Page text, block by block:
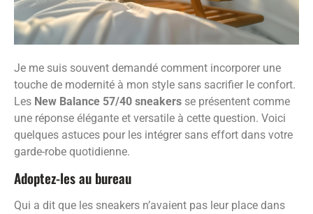
Je me suis souvent demandé comment incorporer une
touche de modernité à mon style sans sacrifier le confort.
Les New Balance 57/40 sneakers se présentent comme
une réponse élégante et versatile à cette question. Voici
quelques astuces pour les intégrer sans effort dans votre
garde-robe quotidienne.
Adoptez-les au bureau
Qui a dit que les sneakers n’avaient pas leur place dans